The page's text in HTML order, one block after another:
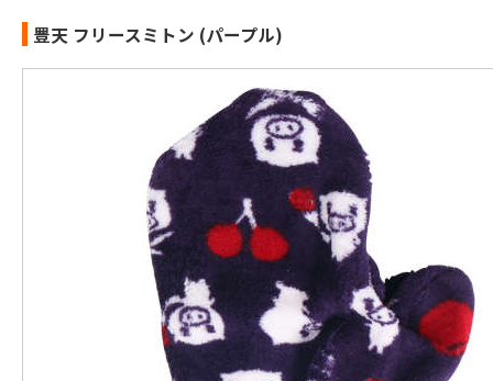
豊天 フリースミトン (パープル)